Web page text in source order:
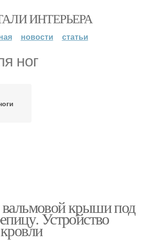
ИНТЕРЬЕРА
новости статьи
ног
крыши под
Устройство